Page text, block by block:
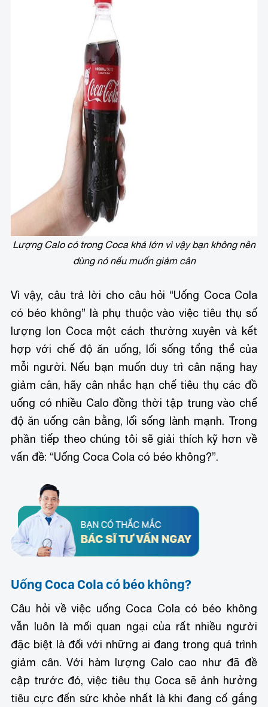
Lượng Calo có trong Coca khá lớn vì vậy bạn không nên
dùng nó nếu muốn giảm cân
Vì vậy, câu trả lời cho câu hỏi “Uống Coca Cola
có béo không” là phụ thuộc vào việc tiêu thụ số
lượng lon Coca một cách thường xuyên và kết
hợp với chế độ ăn uống, lối sống tổng thể của
mỗi người. Nếu bạn muốn duy trì cân nặng hay
giảm cân, hãy cân nhắc hạn chế tiêu thụ các đồ
uống có nhiều Calo đồng thời tập trung vào chế
độ ăn uống cân bằng, lối sống lành mạnh. Trong
phần tiếp theo chúng tôi sẽ giải thích kỹ hơn về
vấn đề: “Uống Coca Cola có béo không?”.
Uống Coca Cola có béo không?
Câu hỏi về việc uống Coca Cola có béo không
vẫn luôn là mối quan ngại của rất nhiều người
đặc biệt là đối với những ai đang trong quá trình
giảm cân. Với hàm lượng Calo cao như đã đề
cập trước đó, việc tiêu thụ Coca sẽ ảnh hưởng
tiêu cực đến sức khỏe nhất là khi đang cố gắng